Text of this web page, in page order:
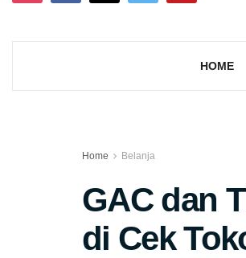
HOME
Home Belanja
GAC dan
di Cek